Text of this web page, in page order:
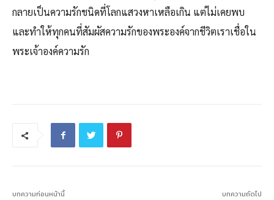
กลายเป็นความรักชนิดที่โลกแสวงหาเหลือเกิน แต่ไม่เคยพบ
และทำให้ทุกคนที่สัมผัสความรักของพระองค์จากชีวิตเราเชื่อใน
พระเจ้าองค์ความรัก
บทความก่อนหน้านี้ บทความถัดไป